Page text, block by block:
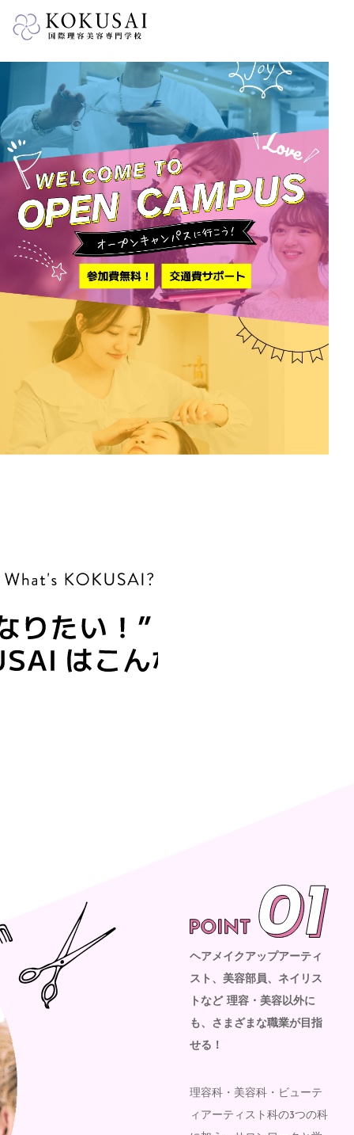
ヘアメイクアップアーティ
スト、美容部員、ネイリス
トなど理容・美容以外に
も、さまざまな職業が目指
せる！
理容科・美容科・ビューテ
ィアーティスト科の3つの科